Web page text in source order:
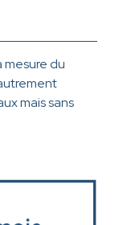
mesure du
mais sans